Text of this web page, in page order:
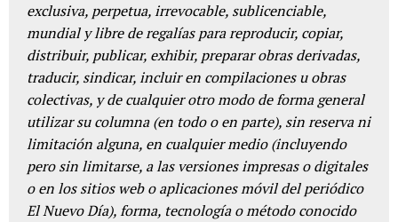
exclusiva, perpetua, irrevocable, sublicenciable,
mundial y libre de regalías para reproducir, copiar,
distribuir, publicar, exhibir, preparar obras derivadas,
traducir, sindicar, incluir en compilaciones u obras
colectivas, y de cualquier otro modo de forma general
utilizar su columna (en todo o en parte), sin reserva ni
limitación alguna, en cualquier medio (incluyendo
pero sin limitarse, a las versiones impresas o digitales
o en los sitios web o aplicaciones móvil del periódico
El Nuevo Día), forma, tecnología o método conocido